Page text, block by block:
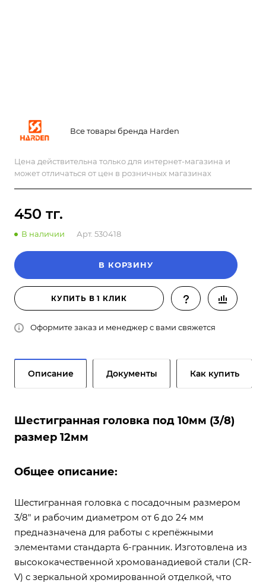
Все товары бренда Harden
Цена действительна только для интернет-магазина и
может отличаться от цен в розничных магазинах
450 тг.
В наличии Арт. 530418
В КОРЗИНУ
КУПИТЬ В 1 КЛИК
Оформите заказ и менеджер с вами свяжется
Описание Документы Как купить
Шестигранная головка под 10мм (3/8)
размер 12мм
Общее описание:
Шестигранная головка с посадочным размером
3/8" и рабочим диаметром от 6 до 24 мм
предназначена для работы с крепёжными
элементами стандарта 6-гранник. Изготовлена из
высококачественной хромованадиевой стали (CR-
V) с зеркальной хромированной отделкой, что